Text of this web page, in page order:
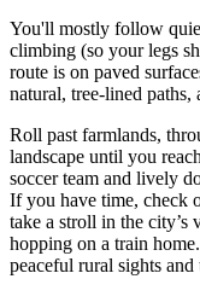
You'll mostly follow
climbing (so your legs
route is on paved
natural, tree-lined
Roll past farmlands,
landscape until you
soccer team and lively
If you have time, check
take a stroll in the city’s
hopping on a train
peaceful rural sights